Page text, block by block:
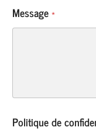
Message*
Politique de